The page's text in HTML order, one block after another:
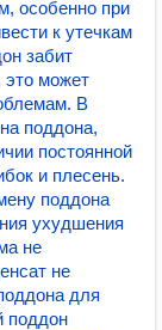
особенно при
к утечкам
забит
это может
В
поддона,
постоянной
и плесень.
поддона
ухудшения
не
не
для
поддон